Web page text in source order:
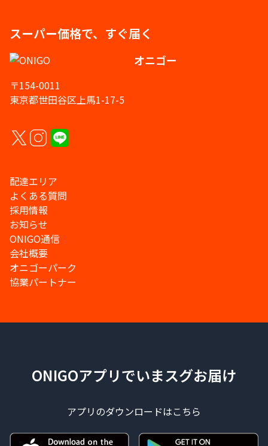
スーパー価格で、すぐ届く
オニゴー
〒154-0011
東京都世田谷区上馬1-17-5
配達エリア
よくある質問
採用情報
お知らせ
ONIGO通信
会社概要
オニゴーパーク
協業パートナー
ONIGOアプリでいまスグお届け
アプリのダウンロードはこちら